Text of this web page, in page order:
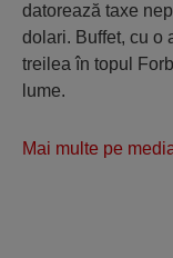
datorează taxe
dolari. Buffet, cu o
treilea în topul
lume.
Mai multe pe